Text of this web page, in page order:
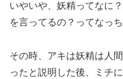
いやいや、妖精ってなに
を言ってるの？ってなっ
その時、アキは妖精は人
ったと説明した後、ミチ